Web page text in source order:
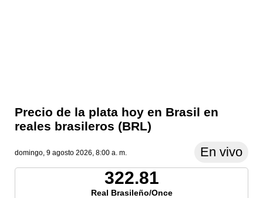
Precio de la plata hoy en Brasil en
reales brasileros (BRL)
domingo, 9 agosto 2026, 8:00 a. m. En vivo
322.81
Real Brasileño/Once